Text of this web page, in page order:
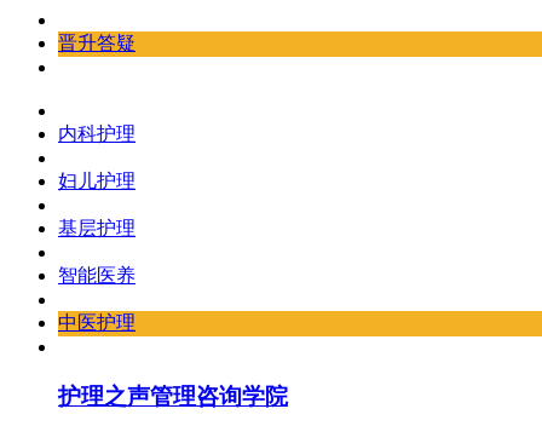
晋升答疑
内科护理
妇儿护理
基层护理
智能医养
中医护理
护理之声管理咨询学院